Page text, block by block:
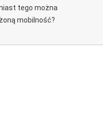
tego można
mobilność?